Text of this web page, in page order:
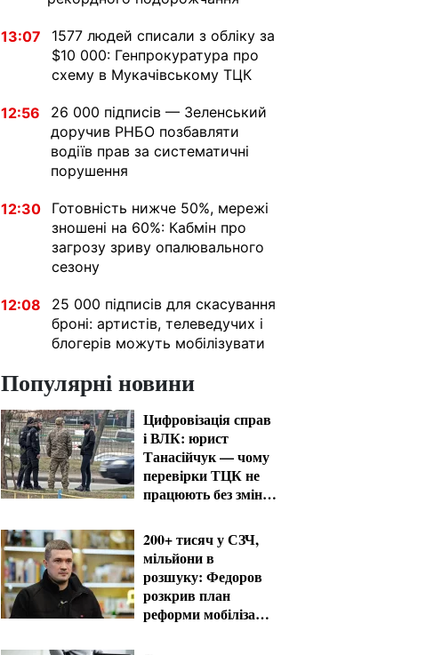
13:07
1577 людей списали з обліку за
$10 000: Генпрокуратура про
схему в Мукачівському ТЦК
12:56
26 000 підписів — Зеленський
доручив РНБО позбавляти
водіїв прав за систематичні
порушення
12:30
Готовність нижче 50%, мережі
зношені на 60%: Кабмін про
загрозу зриву опалювального
сезону
12:08
25 000 підписів для скасування
броні: артистів, телеведучих і
блогерів можуть мобілізувати
Популярні новини
Цифровізація справ
і ВЛК: юрист
Танасійчук — чому
перевірки ТЦК не
працюють без зміни
200+ тисяч у СЗЧ,
мільйони в
розшуку: Федоров
розкрив план
реформи мобілізації